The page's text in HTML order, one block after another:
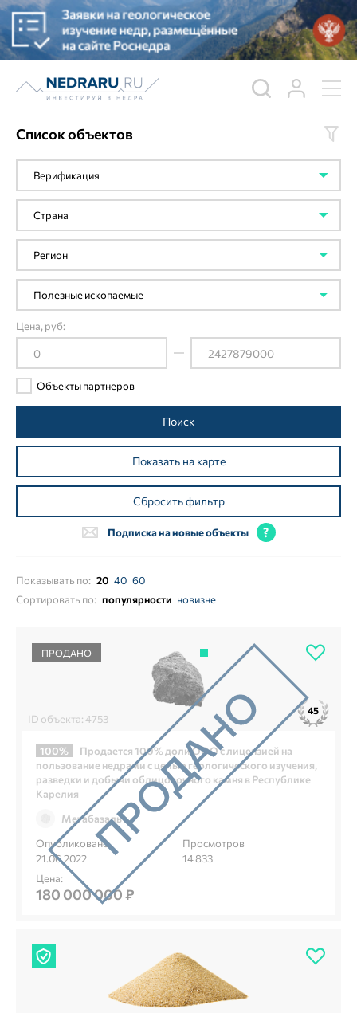
Список объектов
Цена, руб:
Объекты партнеров
Поиск
Показать на карте
Сбросить фильтр
Подписка на новые объекты
Показывать по: 20 40 60
Сортировать по: популярности новизне
ПРОДАНО
ID объекта: 4753
45
100%
Продается 100% доли ООО с лицензией на
пользование недрами с целью геологического изучения,
разведки и добычи облицовочного камня в Республике
Карелия
Метабазальт
Опубликовано
21.06.2022
Просмотров
14 833
Цена:
180 000 000 ₽